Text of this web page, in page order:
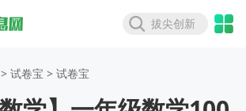
拔尖创新
试卷宝 > 试卷宝